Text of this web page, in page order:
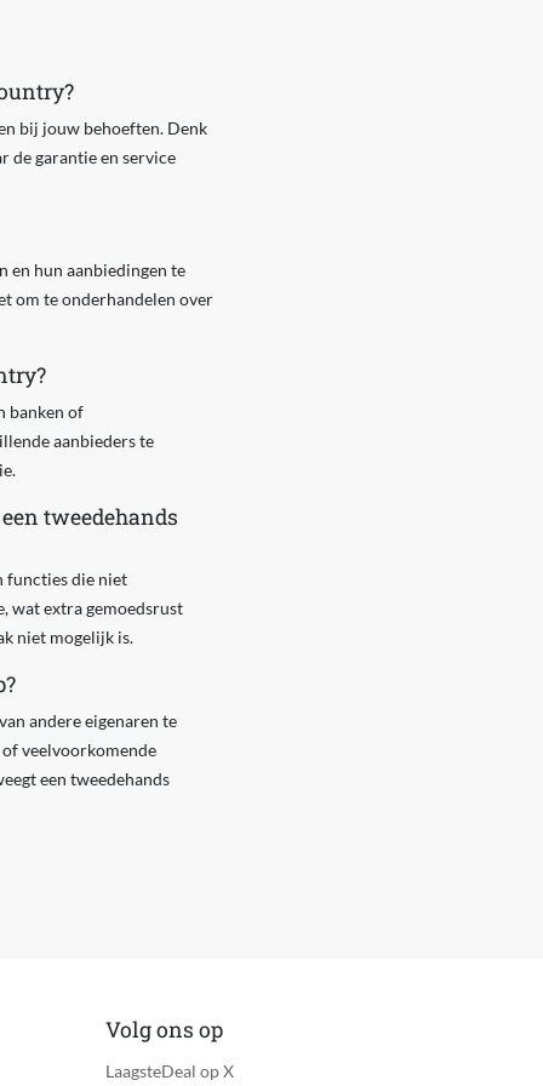
bij jouw behoeften. Denk
de garantie en service
en hun aanbiedingen te
om te onderhandelen over
banken of
aanbieders te
tweedehands
functies die niet
wat extra gemoedsrust
niet mogelijk is.
andere eigenaren te
veelvoorkomende
een tweedehands
Volg ons op
LaagsteDeal op X